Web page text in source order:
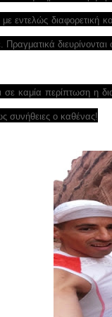
εντελώς
διευρίνονται
καμία περίπτωση η
συνήθειες ο καθένας!